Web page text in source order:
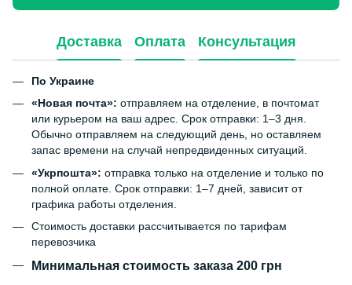
Доставка Оплата Консультация
По Украине
«Новая почта»: отправляем на отделение, в почтомат
или курьером на ваш адрес. Срок отправки: 1–3 дня.
Обычно отправляем на следующий день, но оставляем
запас времени на случай непредвиденных ситуаций.
«Укрпошта»: отправка только на отделение и только по
полной оплате. Срок отправки: 1–7 дней, зависит от
графика работы отделения.
Стоимость доставки рассчитывается по тарифам
перевозчика
Минимальная стоимость заказа 200 грн